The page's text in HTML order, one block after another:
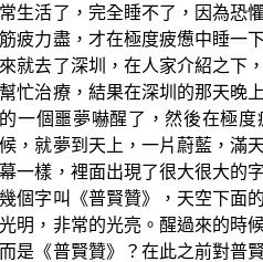
常生活了，完全睡不了，因為恐
筋疲力盡，才在極度疲憊中睡一
來就去了深圳，在人家介紹之下
幫忙治療，結果在深圳的那天晚
的一個噩夢嚇醒了，然後在極
候，就夢到天上，一片蔚藍，滿
幕一樣，裡面出現了很大很大的
幾個字叫《普賢贊》，天空下面
光明，非常的光亮。醒過來的時
而是《普賢贊》？在此之前對普